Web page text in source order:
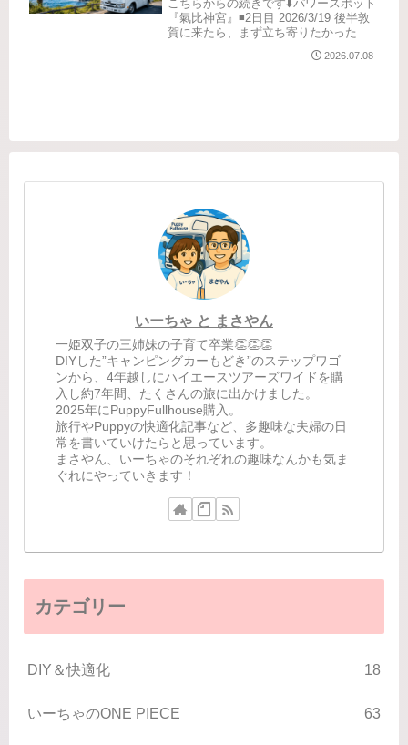
こちらからの続きです⬇️パワースポット
『氣比神宮』◾️2日目 2026/3/19 後半敦
賀に来たら、まず立ち寄りたかったの
が氣比神宮。北陸道総鎮守として1300
年以上の歴史を持ち、地元では「けい
2026.07.08
いーちゃ と まさやん
一姫双子の三姉妹の子育て卒業👏👏👏
DIYした”キャンピングカーもどき”のステップワゴ
ンから、4年越しにハイエースツアーズワイドを購
入し約7年間、たくさんの旅に出かけました。
2025年にPuppyFullhouse購入。
旅行やPuppyの快適化記事など、多趣味な夫婦の日
常を書いていけたらと思っています。
まさやん、いーちゃのそれぞれの趣味なんかも気ま
ぐれにやっていきます！
カテゴリー
DIY＆快適化 18
いーちゃのONE PIECE 63